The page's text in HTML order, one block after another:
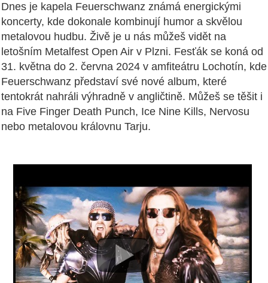
Dnes je kapela Feuerschwanz známá energickými
koncerty, kde dokonale kombinují humor a skvělou
metalovou hudbu. Živě je u nás můžeš vidět na
letošním Metalfest Open Air v Plzni. Fesťák se koná od
31. května do 2. června 2024 v amfiteátru Lochotín, kde
Feuerschwanz představí své nové album, které
tentokrát nahráli výhradně v angličtině. Můžeš se těšit i
na Five Finger Death Punch, Ice Nine Kills, Nervosu
nebo metalovou královnu Tarju.